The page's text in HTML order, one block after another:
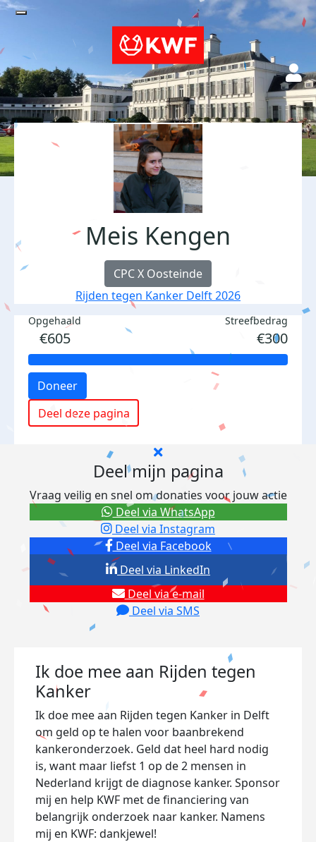
Meis Kengen
CPC X Oosteinde
Rijden tegen Kanker Delft 2026
Opgehaald
€605
Streefbedrag
€300
Doneer
Deel deze pagina
Deel mijn pagina
Vraag veilig en snel om donaties voor jouw actie
Deel via Facebook
Deel via Instagram
Deel via e-mail
Deel via SMS
Deel via LinkedIn
Deel via WhatsApp
Ik doe mee aan Rijden tegen
Kanker
Ik doe mee aan Rijden tegen Kanker in Delft
om geld op te halen voor baanbrekend
kankeronderzoek. Geld dat heel hard nodig
is, want maar liefst 1 op de 2 mensen in
Nederland krijgt de diagnose kanker. Sponsor
mij en help KWF met de financiering van
belangrijk onderzoek naar kanker. Namens
mij en KWF: dankjewel!